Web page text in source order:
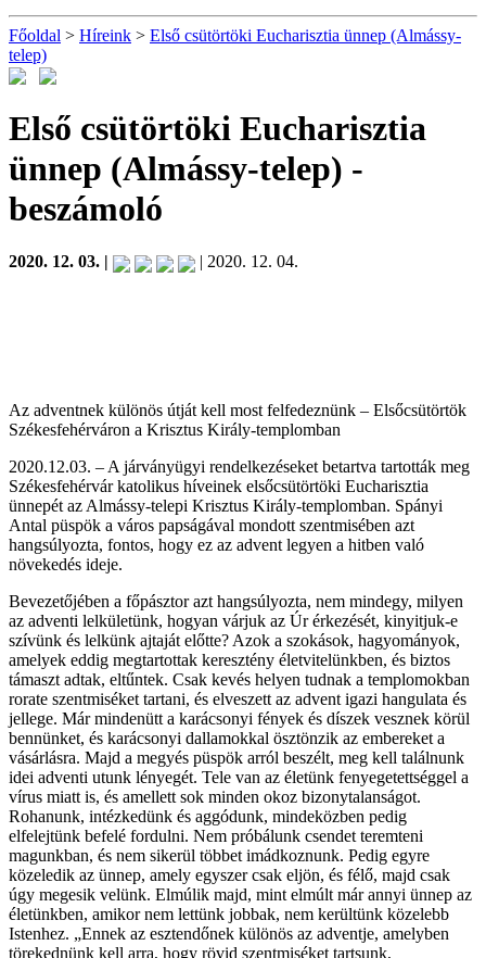
Főoldal > Híreink > Első csütörtöki Eucharisztia ünnep (Almássy-
telep)
Első csütörtöki Eucharisztia
ünnep (Almássy-telep) -
beszámoló
2020. 12. 03. | | 2020. 12. 04.
Az adventnek különös útját kell most felfedeznünk – Elsőcsütörtök
Székesfehérváron a Krisztus Király-templomban
2020.12.03. – A járványügyi rendelkezéseket betartva tartották meg
Székesfehérvár katolikus híveinek elsőcsütörtöki Eucharisztia
ünnepét az Almássy-telepi Krisztus Király-templomban. Spányi
Antal püspök a város papságával mondott szentmisében azt
hangsúlyozta, fontos, hogy ez az advent legyen a hitben való
növekedés ideje.
Bevezetőjében a főpásztor azt hangsúlyozta, nem mindegy, milyen
az adventi lelkületünk, hogyan várjuk az Úr érkezését, kinyitjuk-e
szívünk és lelkünk ajtaját előtte? Azok a szokások, hagyományok,
amelyek eddig megtartottak keresztény életvitelünkben, és biztos
támaszt adtak, eltűntek. Csak kevés helyen tudnak a templomokban
rorate szentmiséket tartani, és elveszett az advent igazi hangulata és
jellege. Már mindenütt a karácsonyi fények és díszek vesznek körül
bennünket, és karácsonyi dallamokkal ösztönzik az embereket a
vásárlásra. Majd a megyés püspök arról beszélt, meg kell találnunk
idei adventi utunk lényegét. Tele van az életünk fenyegetettséggel a
vírus miatt is, és amellett sok minden okoz bizonytalanságot.
Rohanunk, intézkedünk és aggódunk, mindeközben pedig
elfelejtünk befelé fordulni. Nem próbálunk csendet teremteni
magunkban, és nem sikerül többet imádkoznunk. Pedig egyre
közeledik az ünnep, amely egyszer csak eljön, és félő, majd csak
úgy megesik velünk. Elmúlik majd, mint elmúlt már annyi ünnep az
életünkben, amikor nem lettünk jobbak, nem kerültünk közelebb
Istenhez. „Ennek az esztendőnek különös az adventje, amelyben
törekednünk kell arra, hogy rövid szentmiséket tartsunk,